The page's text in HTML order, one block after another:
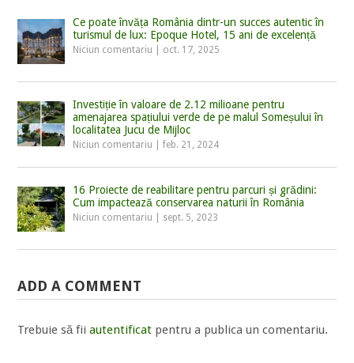
Ce poate învăța România dintr-un succes autentic în
turismul de lux: Epoque Hotel, 15 ani de excelență
Niciun comentariu oct. 17, 2025
Investiție în valoare de 2.12 milioane pentru
amenajarea spațiului verde de pe malul Someșului în
localitatea Jucu de Mijloc
Niciun comentariu |feb. 21, 2024
16 Proiecte de reabilitare pentru parcuri și grădini:
Cum impactează conservarea naturii în România
Niciun comentariu sept. 5, 2023
ADD A COMMENT
Trebuie să fiiautentificat pentru a publica un comentariu.